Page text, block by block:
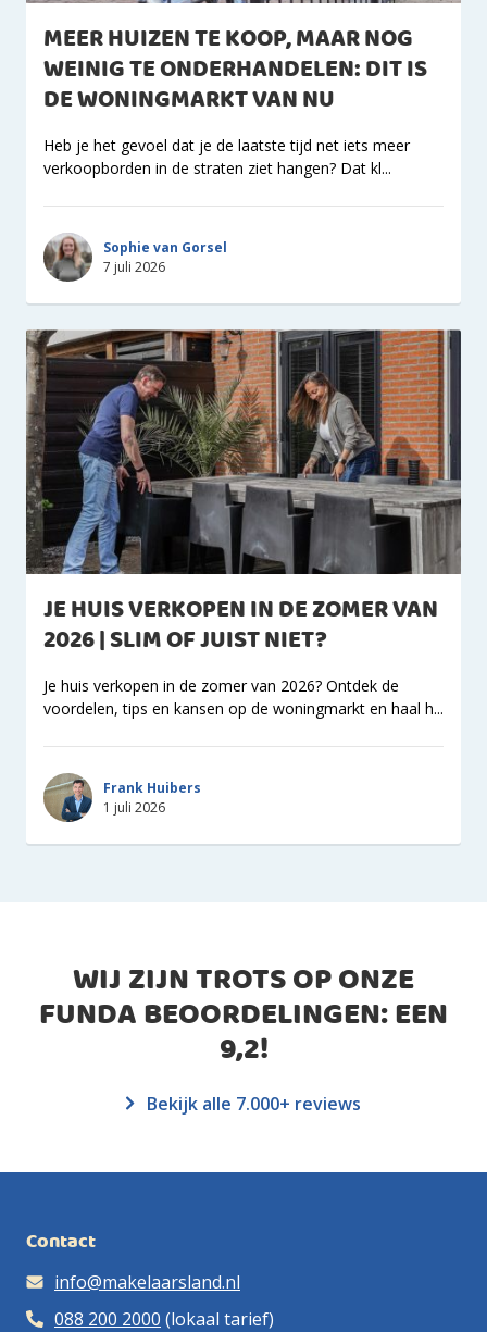
MEER HUIZEN TE KOOP, MAAR NOG
WEINIG TE ONDERHANDELEN: DIT IS
DE WONINGMARKT VAN NU
Heb je het gevoel dat je de laatste tijd net iets meer
verkoopborden in de straten ziet hangen? Dat kl...
Sophie van Gorsel
7 juli 2026
JE HUIS VERKOPEN IN DE ZOMER VAN
2026 | SLIM OF JUIST NIET?
Je huis verkopen in de zomer van 2026? Ontdek de
voordelen, tips en kansen op de woningmarkt en haal h...
Frank Huibers
1 juli 2026
WIJ ZIJN TROTS OP ONZE
FUNDA BEOORDELINGEN: EEN
9,2!
Bekijk alle 7.000+ reviews
Contact
info@makelaarsland.nl
088 200 2000 (lokaal tarief)